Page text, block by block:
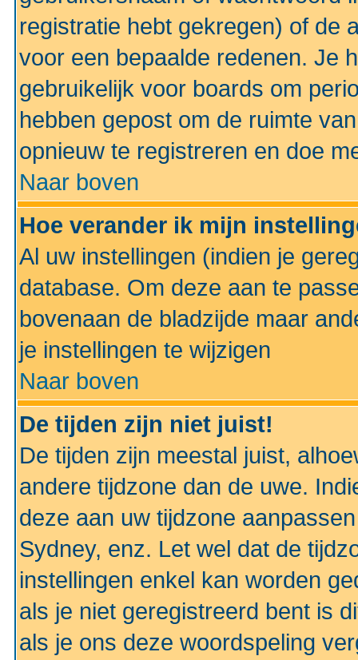
registratie hebt gekregen) of de
voor een bepaalde redenen. Je
gebruikelijk voor boards om
hebben gepost om de ruimte
opnieuw te registreren en doe
Naar boven
Hoe verander ik mijn
Al uw instellingen (indien je
database. Om deze aan te
bovenaan de bladzijde maar
je instellingen te wijzigen
Naar boven
De tijden zijn niet juist!
De tijden zijn meestal juist,
andere tijdzone dan de uwe.
deze aan uw tijdzone
Sydney, enz. Let wel dat de
instellingen enkel kan worden
als je niet geregistreerd bent is
als je ons deze woordspeling